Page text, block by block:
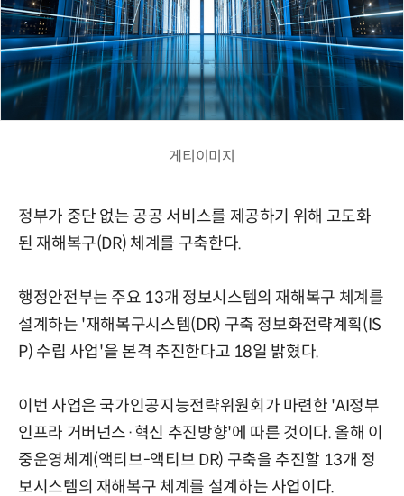
게티이미지
정부가 중단 없는 공공 서비스를 제공하기 위해 고도화
된 재해복구(DR) 체계를 구축한다.
행정안전부는 주요 13개 정보시스템의 재해복구 체계를
설계하는 '재해복구시스템(DR) 구축 정보화전략계획(IS
P) 수립 사업'을 본격 추진한다고 18일 밝혔다.
이번 사업은 국가인공지능전략위원회가 마련한 'AI정부
인프라 거버넌스·혁신 추진방향'에 따른 것이다. 올해 이
중운영체계(액티브-액티브 DR) 구축을 추진할 13개 정
보시스템의 재해복구 체계를 설계하는 사업이다.